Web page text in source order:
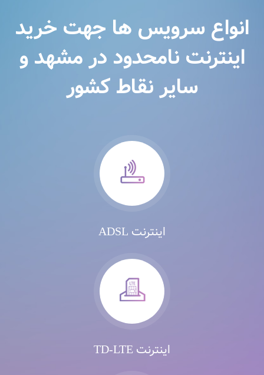
انواع سرویس ها جهت خرید
اینترنت نامحدود در مشهد و
سایر نقاط کشور
اینترنت ADSL
اینترنت TD-LTE